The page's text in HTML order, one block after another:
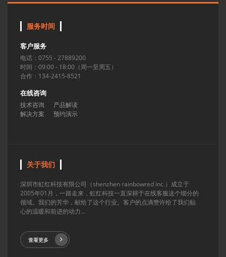
服务时间
客户服务
电话：0755 - 27889200
时间：09:00 - 18:00（周一至周五）
合作：134-2415-8521
在线咨询
技术咨询
产品解读
解决方案
预约演示
关于我们
深圳市虹红科技有限公司（shenzhen rainbowred inc.）成立于
2005年01月，一路走来，虹红科技一直深耕于在线客服这个细分的
领域。我们的芳华，献给了这个行业。客户的点滴赞许给了我们贴
心的温暖和前进的动力...
查看更多